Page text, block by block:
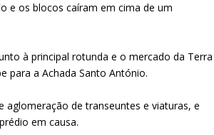
e os blocos caíram em cima de um
à principal rotunda e o mercado da Terra
para a Achada Santo António.
de transeuntes e viaturas, e
em causa.